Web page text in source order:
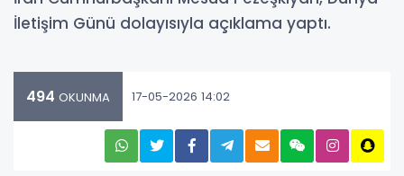
İletişim Günü dolayısıyla açıklama yaptı.
494 OKUNMA 17-05-2026 14:02